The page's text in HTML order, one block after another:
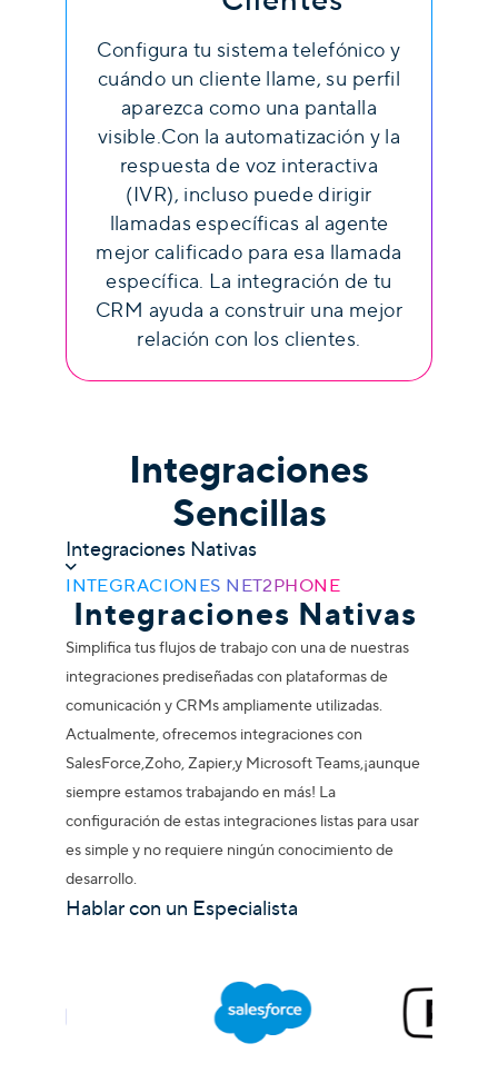
Configura tu sistema telefónico y
cuándo un cliente llame, su perfil
aparezca como una pantalla
visible.Con la automatización y la
respuesta de voz interactiva
(IVR), incluso puede dirigir
llamadas específicas al agente
mejor calificado para esa llamada
específica. La integración de tu
CRM ayuda a construir una mejor
relación con los clientes.
Integraciones
Sencillas
Integraciones Nativas
INTEGRACIONES NET2PHONE
Integraciones Nativas
Simplifica tus flujos de trabajo con una de nuestras
integraciones prediseñadas con plataformas de
comunicación y CRMs ampliamente utilizadas.
Actualmente, ofrecemos integraciones con
SalesForce,Zoho,Zapier,y Microsoft Teams,¡aunque
siempre estamos trabajando en más! La
configuración de estas integraciones listas para usar
es simple y no requiere ningún conocimiento de
desarrollo.
Hablar con un Especialista